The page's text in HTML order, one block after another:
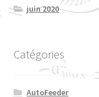
juin 2020
Catégories
AutoFeeder